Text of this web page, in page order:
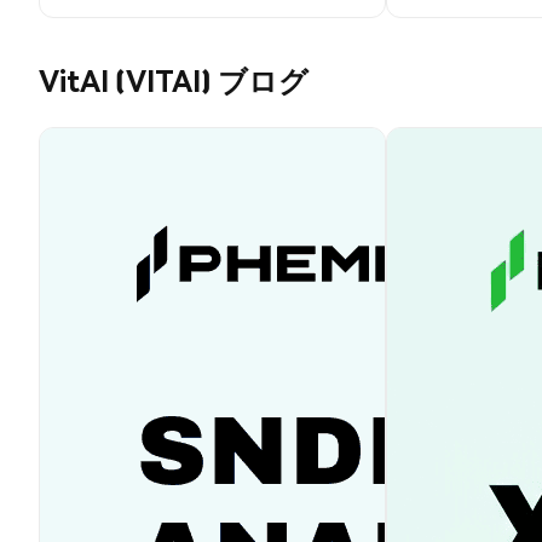
VitAI (VITAI) ブログ